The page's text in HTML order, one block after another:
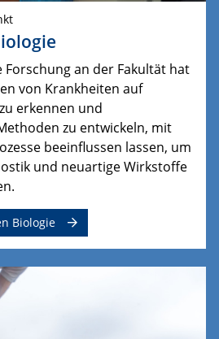
Forschung an der Fakultät hat
von Krankheiten auf
erkennen und
zu entwickeln, mit
beeinflussen lassen, um
und neuartige Wirkstoffe
Biologie